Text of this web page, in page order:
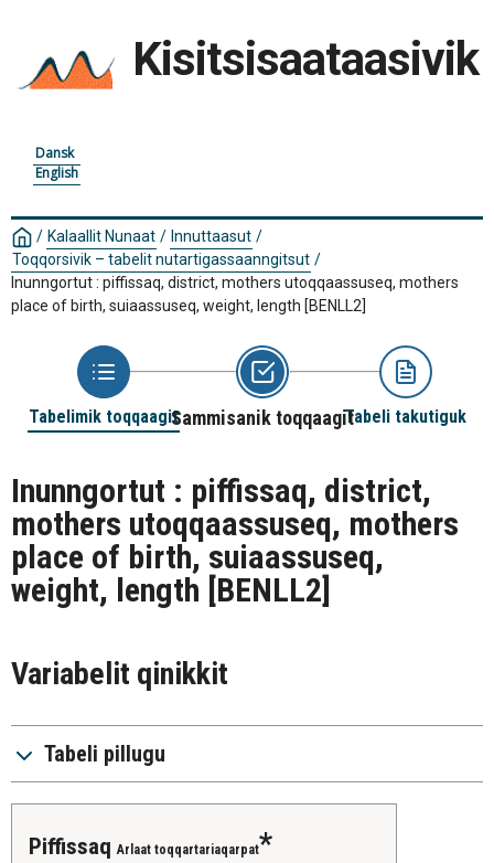
Kisitsisaataasivik
Dansk
English
/ Kalaallit Nunaat / Innuttaasut /
Toqqorsivik – tabelit nutartigassaanngitsut /
Inunngortut : piffissaq, district, mothers utoqqaassuseq, mothers
place of birth, suiaassuseq, weight, length [BENLL2]
Tabelimik toqqaagitSammisanik toqqaagitTabeli takutiguk
Inunngortut : piffissaq, district,
mothers utoqqaassuseq, mothers
place of birth, suiaassuseq,
weight, length [BENLL2]
Variabelit qinikkit
Tabeli pillugu
piffissaq Arlaat toqqartariaqarpat